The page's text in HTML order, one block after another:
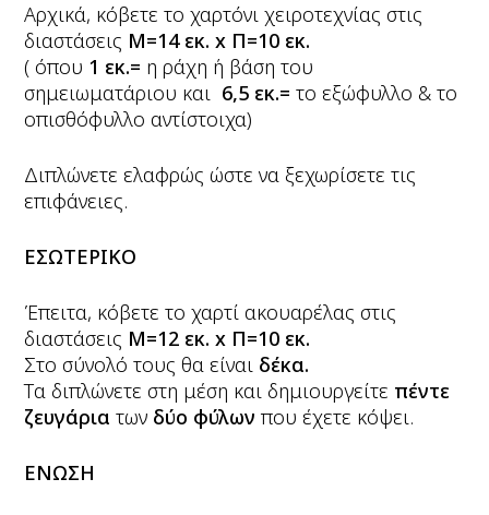
Αρχικά, κόβετε το χαρτόνι χειροτεχνίας στις
διαστάσεις Μ=14 εκ.x Π=10 εκ.
( όπου 1 εκ.= η ράχη ή βάση του
σημειωματάριου και 6,5 εκ.= το εξώφυλλο & το
οπισθόφυλλο αντίστοιχα)
Διπλώνετε ελαφρώς ώστε να ξεχωρίσετε τις
επιφάνειες.
ΕΣΩΤΕΡΙΚΟ
Έπειτα, κόβετε το χαρτί ακουαρέλας στις
διαστάσεις Μ=12 εκ.x Π=10 εκ.
Στο σύνολό τους θα είναι δέκα.
Tα διπλώνετε στη μέση και δημιουργείτε πέντε
ζευγάρια των δύο φύλων που έχετε κόψει.
ΕΝΩΣΗ